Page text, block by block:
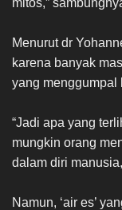
Menurut dr
karena banyak
yang menggumpal
“Jadi apa yang
mungkin orang
dalam diri
Namun, ‘air es’